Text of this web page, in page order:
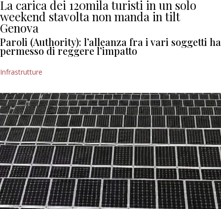
La carica dei 120mila turisti in un solo
weekend stavolta non manda in tilt
Genova
Paroli (Authority): l’alleanza fra i vari soggetti ha
permesso di reggere l’impatto
Infrastrutture